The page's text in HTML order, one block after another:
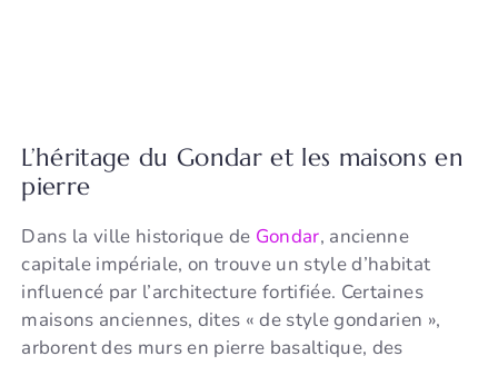
L’héritage du Gondar et les maisons en
pierre
Dans la ville historique de Gondar, ancienne
capitale impériale, on trouve un style d’habitat
influencé par l’architecture fortifiée. Certaines
maisons anciennes, dites « de style gondarien »,
arborent des murs en pierre basaltique, des